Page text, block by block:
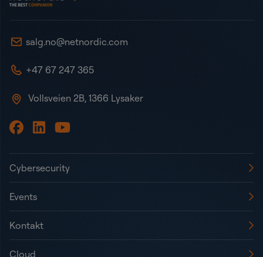
salg.no@netnordic.com
+47 67 247 365
Vollsveien 2B, 1366 Lysaker
Cybersecurity
Events
Kontakt
Cloud